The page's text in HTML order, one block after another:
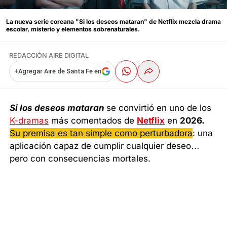
La nueva serie coreana "Si los deseos mataran" de Netflix mezcla drama
escolar, misterio y elementos sobrenaturales.
REDACCIÓN AIRE DIGITAL
+Agregar Aire de Santa Fe en
Si los deseos mataran se convirtió en uno de los
K-dramas más comentados de Netflix en 2026.
Su premisa es tan simple como perturbadora: una
aplicación capaz de cumplir cualquier deseo…
pero con consecuencias mortales.